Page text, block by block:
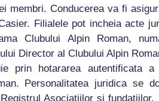
membri. Conducerea va fi
Filialele pot incheia acte
Clubului Alpin Roman,
Director al Clubului Alpin
prin hotararea autentificata a
Personalitatea juridica se
Asociatiilor si fundatiilor.